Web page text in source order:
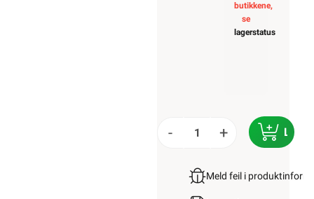
butikkene,
se
lagerstatus
- +
Meld feil i